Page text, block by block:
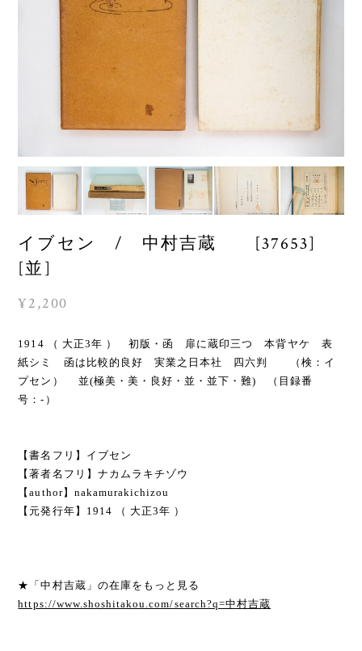
イブセン / 中村吉蔵 [37653]
[並]
¥2,200
1914 （ 大正3年 ） 初版・函 扉に蔵印三つ 本背ヤケ 表
紙シミ 函は比較的良好 実業之日本社 四六判 （検：イ
プセン） 並(極美・美・良好・並・並下・難) （目録番
号：-）
【書名フリ】イブセン
【著者名フリ】ナカムラキチゾウ
【author】nakamurakichizou
【元発行年】1914 （ 大正3年 ）
★「中村吉蔵」の在庫をもっと見る
https://www.shoshitakou.com/search?q=中村吉蔵